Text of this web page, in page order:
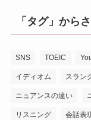
「タグ」から
SNS TOEIC
イディオム スラン
ニュアンスの違い
リスニング 会話表